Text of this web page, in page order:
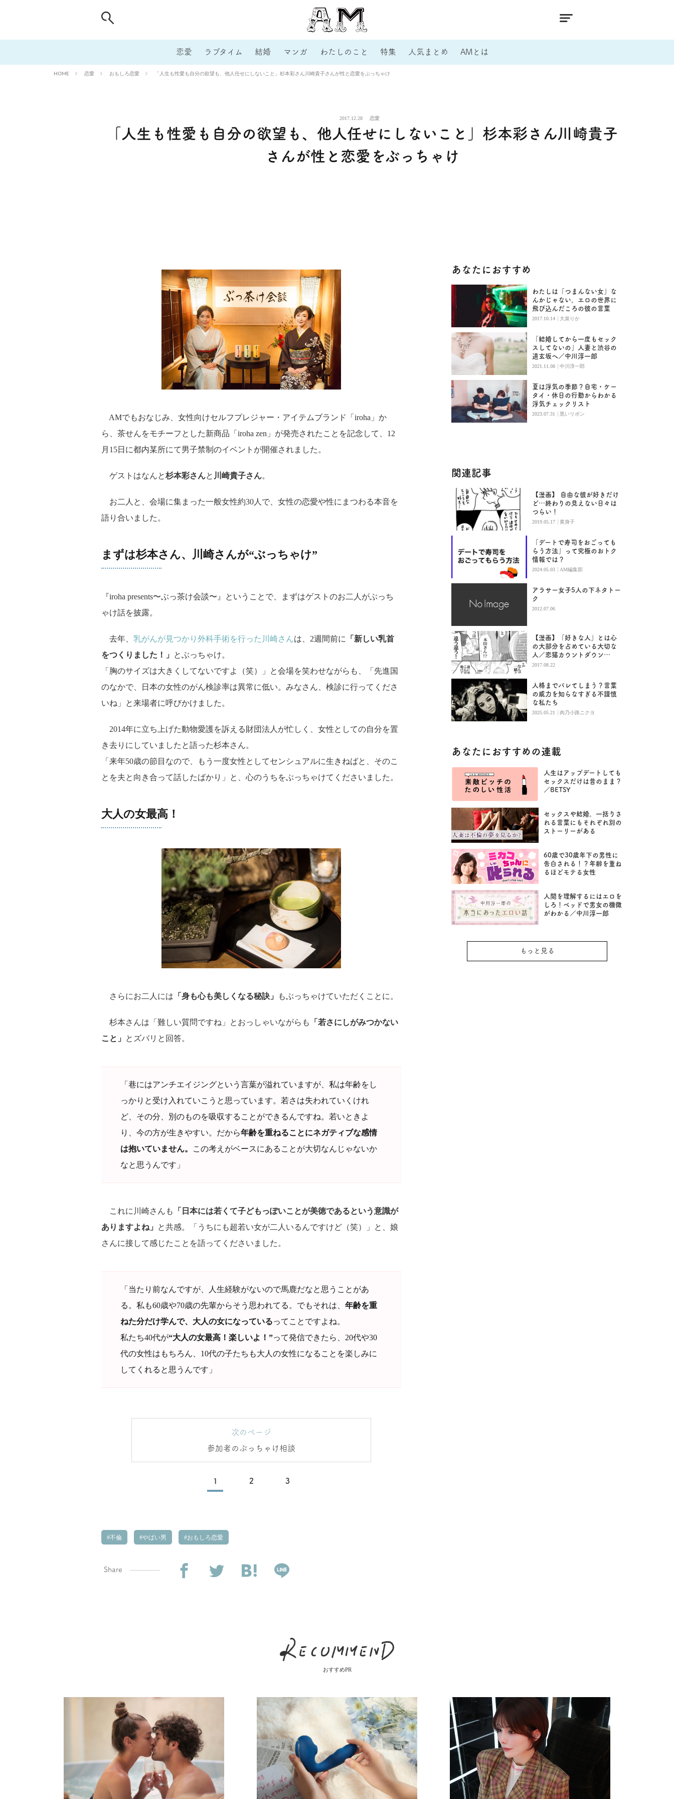
恋愛 ラブタイム 結婚 マンガ わたしのこと 特集 人気まとめ AMとは
HOME 恋愛 おもしろ恋愛 「人生も性愛も自分の欲望も、他人任せにしないこと」杉本彩さん川崎貴子さんが性と恋愛をぶっちゃけ
2017.12.28 恋愛
「人生も性愛も自分の欲望も、他人任せにしないこと」杉本彩さん川崎貴子
さんが性と恋愛をぶっちゃけ
AMでもおなじみ、女性向けセルフプレジャー・アイテムブランド「iroha」か
ら、茶せんをモチーフとした新商品「iroha zen」が発売されたことを記念して、12
月15日に都内某所にて男子禁制のイベントが開催されました。
ゲストはなんと杉本彩さんと 川崎貴子さん。
お二人と、会場に集まった一般女性約30人で、女性の恋愛や性にまつわる本音を
語り合いました。
まずは杉本さん、川崎さんが“ぶっちゃけ”
『iroha presents〜ぶっ茶け会談〜』ということで、まずはゲストのお二人がぶっち
ゃけ話を披露。
去年、 乳がんが見つかり外科手術を行った川崎さんは、2週間前に
「新しい乳首
をつくりました！」
とぶっちゃけ。
「胸のサイズは大きくしてないですよ（笑）」と会場を笑わせながらも、「先進国
のなかで、日本の女性のがん検診率は異常に低い。みなさん、検診に行ってくださ
いね」と来場者に呼びかけました。
2014年に立ち上げた動物愛護を訴える財団法人が忙しく、女性としての自分を置
き去りにしていましたと語った杉本さん。
「来年50歳の節目なので、もう一度女性としてセンシュアルに生きねばと、そのこ
とを夫と向き合って話したばかり」と、心のうちをぶっちゃけてくださいました。
大人の女最高！
さらにお二人には 「身も心も美しくなる秘訣」 もぶっちゃけていただくことに。
杉本さんは「難しい質問ですね」とおっしゃいながらも
「若さにしがみつかない
こと」
とズバリと回答。
「巷にはアンチエイジングという言葉が溢れていますが、私は年齢をし
っかりと受け入れていこうと思っています。若さは失われていくけれ
ど、その分、別のものを吸収することができるんですね。若いときよ
り、今の方が生きやすい。だから年齢を重ねることにネガティブな感情
は抱いていません。
この考えがベースにあることが大切なんじゃないか
なと思うんです」
これに川崎さんも
「日本には若くて子どもっぽいことが美徳であるという意識が
ありますよね」
と共感。「うちにも超若い女が二人いるんですけど（笑）」と、娘
さんに接して感じたことを語ってくださいました。
「当たり前なんですが、人生経験がないので馬鹿だなと思うことがあ
る。私も60歳や70歳の先輩からそう思われてる。でもそれは、 年齢を重
ねた分だけ学んで、大人の女になっているってことですよね。
私たち40代が“大人の女最高！楽しいよ！”って発信できたら、20代や30
代の女性はもちろん、10代の子たちも大人の女性になることを楽しみに
してくれると思うんです」
次のページ
参加者のぶっちゃけ相談
1 2 3
不倫 やばい男 おもしろ恋愛
Share
あなたにおすすめ
わたしは「つまんない女」な
んかじゃない。エロの世界に
飛び込んだころの彼の言葉
2017.10.14 | 大泉りか
「結婚してから一度もセック
スしてないの」人妻と渋谷の
道玄坂へ／中川淳一郎
2021.11.08 | 中川淳一郎
夏は浮気の季節？自宅・ケー
タイ・休日の行動からわかる
浮気チェックリスト
2023.07.31 | 黒いリボン
関連記事
【漫画】 自由な彼が好きだけ
ど…終わりの見えない日々は
つらい！
2019.05.17 | 黄身子
「デートで寿司をおごっても
らう方法」って究極のおトク
情報では？
2024.05.03 | AM編集部
アラサー女子5人の下ネタトー
ク
2012.07.06
【漫画】「好きな人」とは心
の大部分を占めている大切な
人／恋猫カウントダウン
（９）
2017.08.22
人格までバレてしまう？言葉
の威力を知らなすぎる不謹慎
な私たち
2025.05.21 | 肉乃小路ニクヨ
あなたにおすすめの連載
人生はアップデートしても
セックスだけは昔のまま？
／BETSY
セックスや結婚。一括りさ
れる言葉にもそれぞれ別の
ストーリーがある
60歳で30歳年下の男性に
告白される！？年齢を重ね
るほどモテる女性
人間を理解するにはエロを
しろ！ベッドで男女の機微
がわかる／中川淳一郎
もっと見る
おすすめPR